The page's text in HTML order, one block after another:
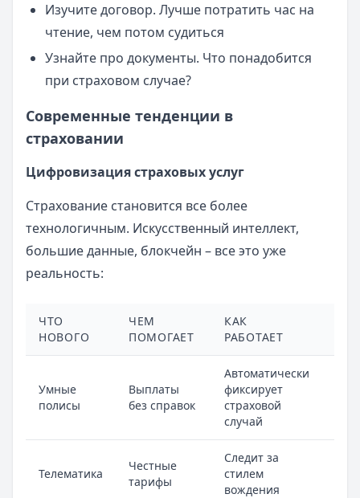
Изучите договор. Лучше потратить час на
чтение, чем потом судиться
Узнайте про документы. Что понадобится
при страховом случае?
Современные тенденции в
страховании
Цифровизация страховых услуг
Страхование становится все более
технологичным. Искусственный интеллект,
большие данные, блокчейн – все это уже
реальность:
ЧТО
НОВОГО
ЧЕМ
ПОМОГАЕТ
КАК
РАБОТАЕТ
Умные
полисы
Выплаты
без справок
Автоматически
фиксирует
страховой
случай
Телематика
Честные
тарифы
Следит за
стилем
вождения